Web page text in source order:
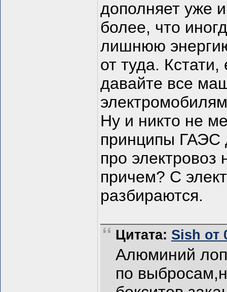
дополняет уже
более, что
лишнюю
от туда.
давайте все
Ну и никто не
принципы ГАЭС
про электровоз
причем? С
разбираются.
Цитата: Sish от
Алюминий
по